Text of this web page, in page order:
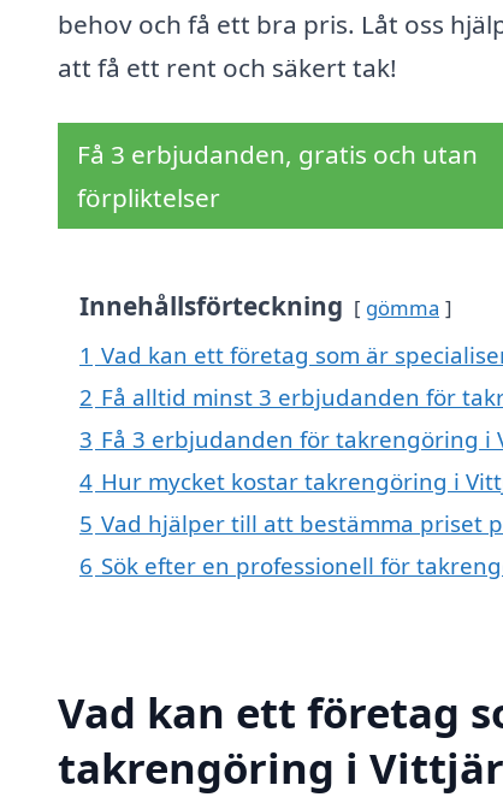
behov och få ett bra pris. Låt oss
att få ett rent och säkert tak!
Få 3 erbjudanden, gratis och utan
förpliktelser
Innehållsförteckning gömma
1 Vad kan ett företag som är
2 Få alltid minst 3 erbjudanden för
3 Få 3 erbjudanden för takrengöring
4 Hur mycket kostar takrengöring i
5 Vad hjälper till att bestämma priset
6 Sök efter en professionell för
Vad kan ett företag
takrengöring i